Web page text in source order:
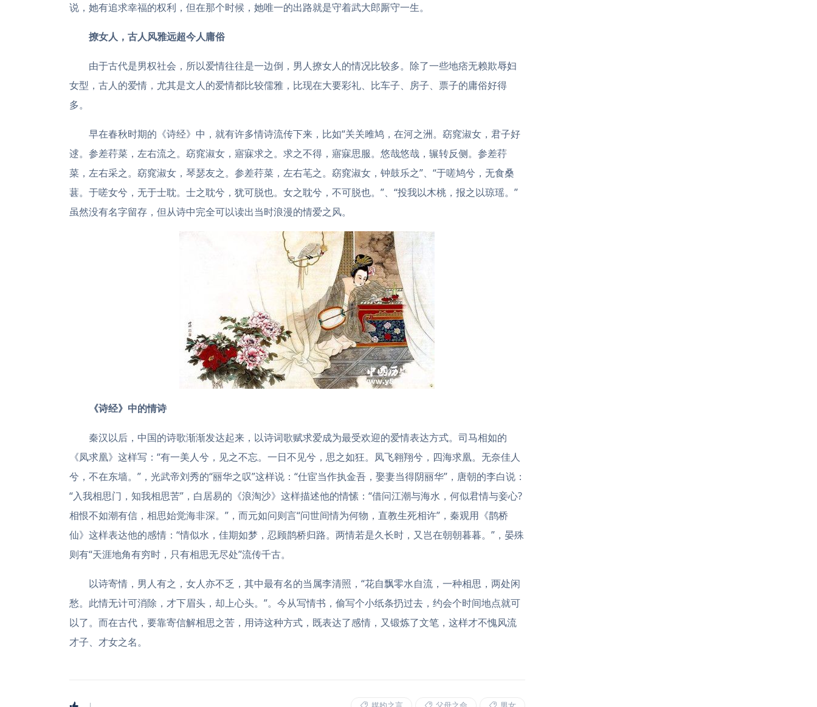
说，她有追求幸福的权利，但在那个时候，她唯一的出路就是守着武大郎厮守一生。
撩女人，古人风雅远超今人庸俗
由于古代是男权社会，所以爱情往往是一边倒，男人撩女人的情况比较多。除了一些地痞无赖欺辱妇
女型，古人的爱情，尤其是文人的爱情都比较儒雅，比现在大要彩礼、比车子、房子、票子的庸俗好得
多。
早在春秋时期的《诗经》中，就有许多情诗流传下来，比如“关关雎鸠，在河之洲。窈窕淑女，君子好
逑。参差荇菜，左右流之。窈窕淑女，寤寐求之。求之不得，寤寐思服。悠哉悠哉，辗转反侧。参差荇
菜，左右采之。窈窕淑女，琴瑟友之。参差荇菜，左右芼之。窈窕淑女，钟鼓乐之”、“于嗟鸠兮，无食桑
葚。于嗟女兮，无于士耽。士之耽兮，犹可脱也。女之耽兮，不可脱也。”、“投我以木桃，报之以琼瑶。”
虽然没有名字留存，但从诗中完全可以读出当时浪漫的情爱之风。
《诗经》中的情诗
秦汉以后，中国的诗歌渐渐发达起来，以诗词歌赋求爱成为最受欢迎的爱情表达方式。司马相如的
《凤求凰》这样写：“有一美人兮，见之不忘。一日不见兮，思之如狂。凤飞翱翔兮，四海求凰。无奈佳人
兮，不在东墙。”，光武帝刘秀的“丽华之叹”这样说：“仕宦当作执金吾，娶妻当得阴丽华”，唐朝的李白说：
“入我相思门，知我相思苦”，白居易的《浪淘沙》这样描述他的情愫：“借问江潮与海水，何似君情与妾心?
相恨不如潮有信，相思始觉海非深。”，而元如问则言“问世间情为何物，直教生死相许”，秦观用《鹊桥
仙》这样表达他的感情：“情似水，佳期如梦，忍顾鹊桥归路。两情若是久长时，又岂在朝朝暮暮。”，晏殊
则有“天涯地角有穷时，只有相思无尽处”流传千古。
以诗寄情，男人有之，女人亦不乏，其中最有名的当属李清照，“花自飘零水自流，一种相思，两处闲
愁。此情无计可消除，才下眉头，却上心头。”。今从写情书，偷写个小纸条扔过去，约会个时间地点就可
以了。而在古代，要靠寄信解相思之苦，用诗这种方式，既表达了感情，又锻炼了文笔，这样才不愧风流
才子、才女之名。